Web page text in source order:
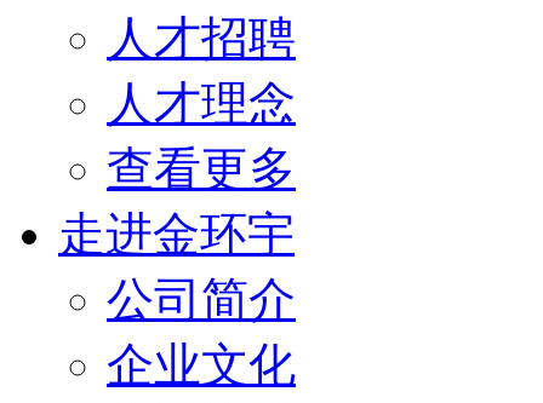
人才招聘
人才理念
查看更多
走进金环宇
公司简介
企业文化